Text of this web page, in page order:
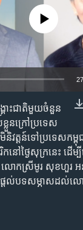
source
ោះជាតិមួយចំនួន
នក្រៅប្រទេស
ត្តន៍ទៅប្រទេសកម្ពុ
កនៅថ្ងៃសុក្រនេះ
។ លោកស្រីមូរ សុខហួរ
ផ្តល់បទសម្ភាសដល់ល